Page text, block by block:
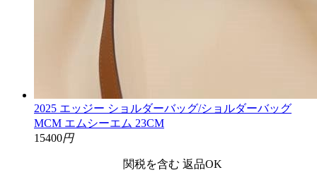
2025 エッジー ショルダーバッグ/ショルダーバッグ
MCM エムシーエム 23CM
15400円
関税を含む 返品OK